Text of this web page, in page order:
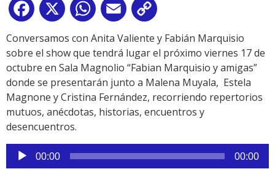
Facebook
X WhatsApp
Email
Link
Conversamos con Anita Valiente y Fabián Marquisio
sobre el show que tendrá lugar el próximo viernes 17 de
octubre en Sala Magnolio “Fabian Marquisio y amigas”
donde se presentarán junto a Malena Muyala, Estela
Magnone y Cristina Fernández, recorriendo repertorios
mutuos, anécdotas, historias, encuentros y
desencuentros.
Reproductor
de
00:00 00:00